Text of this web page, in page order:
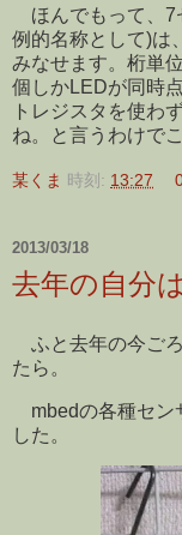
ほんでもって、7
例的名称として)は
みなせます。桁単
個しかLEDが同時
トレジスタを使わ
ね。と言うわけで
某くま 時刻: 13:27
2013/03/18
去年の自分
ふと去年の今ご
たら。
mbedの各種セン
した。